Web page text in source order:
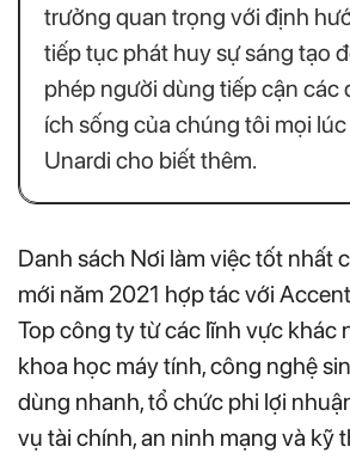
trưởng quan trọng với định
tiếp tục phát huy sự sáng tạo
phép người dùng tiếp cận các
ích sống của chúng tôi mọi lúc
Unardi cho biết thêm.
Danh sách Nơi làm việc tốt nhất
mới năm 2021 hợp tác với
Top công ty từ các lĩnh vực khác
khoa học máy tính, công nghệ
dùng nhanh, tổ chức phi lợi
vụ tài chính, an ninh mạng và kỹ